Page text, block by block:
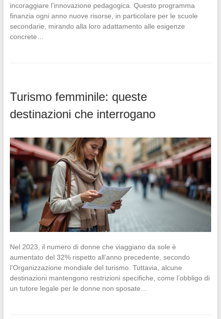
incoraggiare l’innovazione pedagogica. Questo programma
finanzia ogni anno nuove risorse, in particolare per le scuole
secondarie, mirando alla loro adattamento alle esigenze
concrete…
Turismo femminile: queste
destinazioni che interrogano
Nel 2023, il numero di donne che viaggiano da sole è
aumentato del 32% rispetto all’anno precedente, secondo
l’Organizzazione mondiale del turismo. Tuttavia, alcune
destinazioni mantengono restrizioni specifiche, come l’obbligo di
un tutore legale per le donne non sposate…